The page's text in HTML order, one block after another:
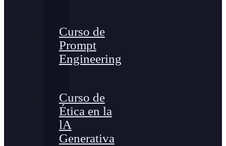
Curso de
Prompt
Engineering
Curso de
Ética en la
lA
Generativa